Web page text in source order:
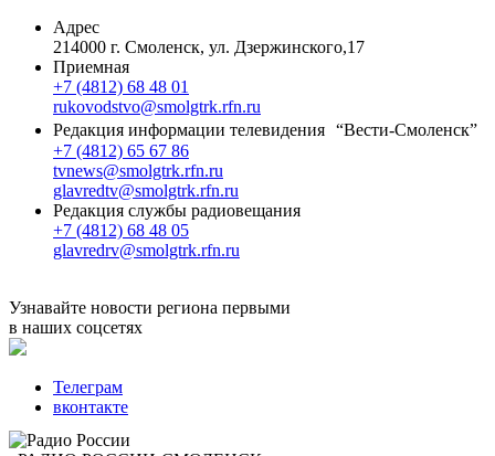
Адрес
214000 г. Смоленск, ул. Дзержинского,17
Приемная
+7 (4812) 68 48 01
rukovodstvo@smolgtrk.rfn.ru
Редакция информации телевидения “Вести-Смоленск”
+7 (4812) 65 67 86
tvnews@smolgtrk.rfn.ru
glavredtv@smolgtrk.rfn.ru
Редакция службы радиовещания
+7 (4812) 68 48 05
glavredrv@smolgtrk.rfn.ru
Узнавайте новости региона первыми
в наших соцсетях
Телеграм
вконтакте